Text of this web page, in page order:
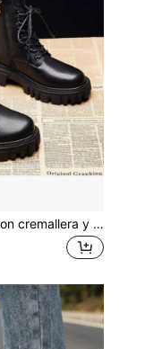
Zapatos de moto con cremallera y suela gruesa para mujer, estilo británico para primavera/otoño